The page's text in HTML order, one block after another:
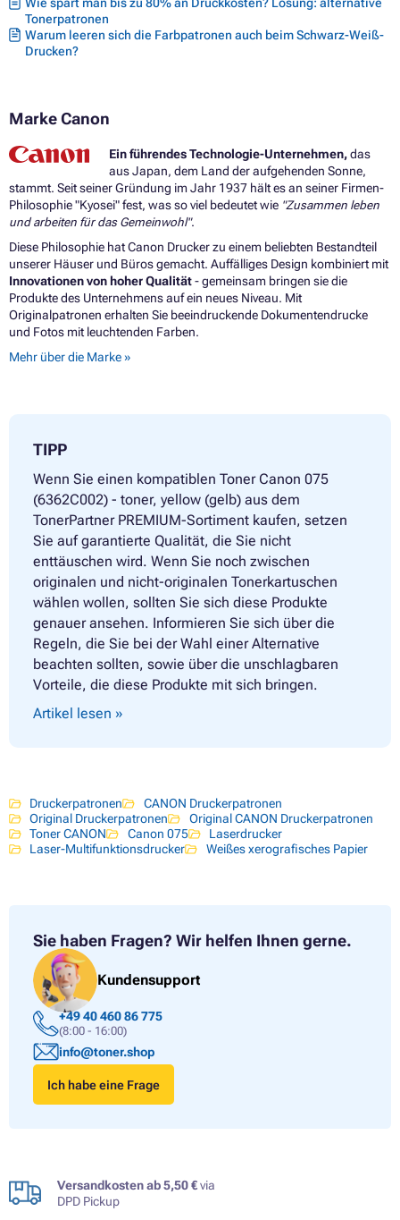
Wie spart man bis zu 80% an Druckkosten? Lösung: alternative
Tonerpatronen
Warum leeren sich die Farbpatronen auch beim Schwarz-Weiß-
Drucken?
Marke Canon
Ein führendes Technologie-Unternehmen,das
aus Japan, dem Land der aufgehenden Sonne,
stammt. Seit seiner Gründung im Jahr 1937 hält es an seiner Firmen-
Philosophie "Kyosei" fest, was so viel bedeutet wie "Zusammen leben
und arbeiten für das Gemeinwohl".
Diese Philosophie hat Canon Drucker zu einem beliebten Bestandteil
unserer Häuser und Büros gemacht. Auffälliges Design kombiniert mit
Innovationen von hoher Qualität- gemeinsam bringen sie die
Produkte des Unternehmens auf ein neues Niveau. Mit
Originalpatronen erhalten Sie beeindruckende Dokumentendrucke
und Fotos mit leuchtenden Farben.
Mehr über die Marke »
TIPP
Wenn Sie einen kompatiblen Toner Canon 075
(6362C002) - toner, yellow (gelb) aus dem
TonerPartner PREMIUM-Sortiment kaufen, setzen
Sie auf garantierte Qualität, die Sie nicht
enttäuschen wird. Wenn Sie noch zwischen
originalen und nicht-originalen Tonerkartuschen
wählen wollen, sollten Sie sich diese Produkte
genauer ansehen. Informieren Sie sich über die
Regeln, die Sie bei der Wahl einer Alternative
beachten sollten, sowie über die unschlagbaren
Vorteile, die diese Produkte mit sich bringen.
Artikel lesen »
Druckerpatronen
CANON Druckerpatronen
Original Druckerpatronen
Original CANON Druckerpatronen
Toner CANON
Canon 075
Laserdrucker
Laser-Multifunktionsdrucker
Weißes xerografisches Papier
Sie haben Fragen? Wir helfen Ihnen gerne.
Kundensupport
+49 40 460 86 775
(8:00 - 16:00)
info@toner.shop
Ich habe eine Frage
Versandkosten ab 5,50 €via
DPD Pickup